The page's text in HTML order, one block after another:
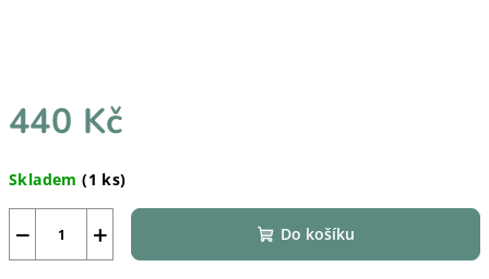
440 Kč
cena:
Skladem(1 ks)
+
− Do košíku